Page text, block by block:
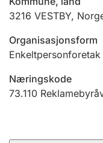
Ektepaktveileder
Offentlig sektor
3216 VESTBY,
Organisasjonsform
Enkeltpersonforetak
Næringskode
73.110